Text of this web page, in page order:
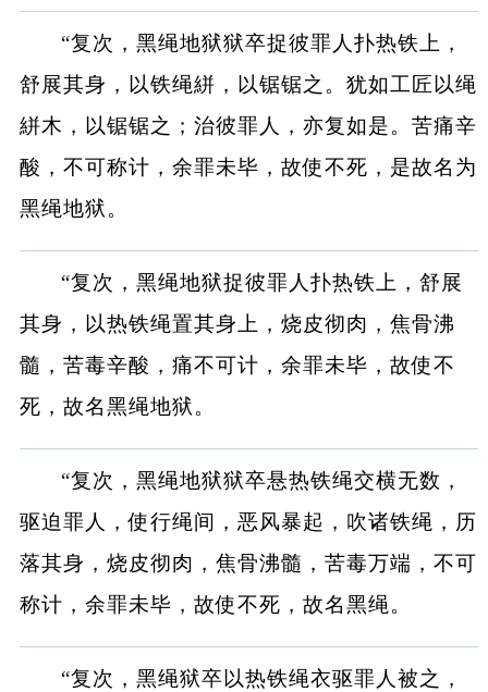
“复次，黑绳地狱狱卒捉彼罪人扑热铁上，
舒展其身，以铁绳絣，以锯锯之。犹如工匠以绳
絣木，以锯锯之；治彼罪人，亦复如是。苦痛辛
酸，不可称计，余罪未毕，故使不死，是故名为
黑绳地狱。
“复次，黑绳地狱捉彼罪人扑热铁上，舒展
其身，以热铁绳置其身上，烧皮彻肉，焦骨沸
髓，苦毒辛酸，痛不可计，余罪未毕，故使不
死，故名黑绳地狱。
“复次，黑绳地狱狱卒悬热铁绳交横无数，
驱迫罪人，使行绳间，恶风暴起，吹诸铁绳，历
落其身，烧皮彻肉，焦骨沸髓，苦毒万端，不可
称计，余罪未毕，故使不死，故名黑绳。
“复次，黑绳狱卒以热铁绳衣驱罪人被之，